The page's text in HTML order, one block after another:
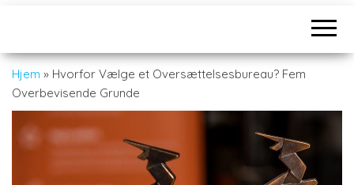
Hjem » Hvorfor Vælge et Oversættelsesbureau? Fem
Overbevisende Grunde